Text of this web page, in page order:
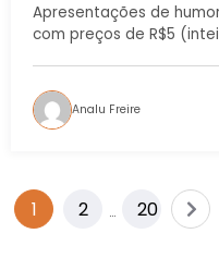
Apresentações de
com preços de R$5
Analu Freire
1 2 20